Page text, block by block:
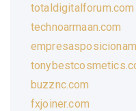
totaldigitalforum.com
technoarmaan.com
buzznc.com
fxjoiner.com